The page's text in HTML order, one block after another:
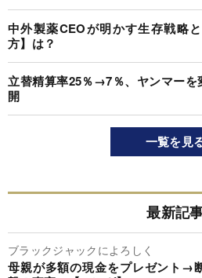
中外製薬CEOが明かす生存戦略
方】は？
立替精算率25％→7％、ヤンマーを
開
一覧を見
最新記
ブラックジャックによろしく
母親が多額の現金をプレゼント→